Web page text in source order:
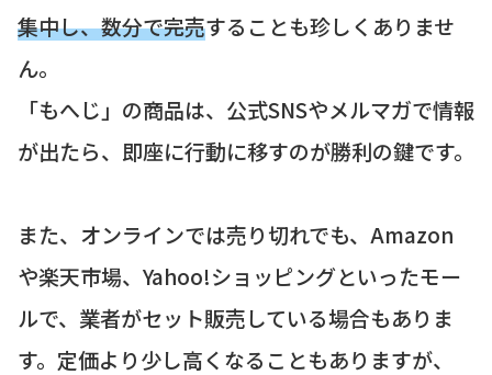
集中し、数分で完売することも珍しくありませ
ん。
「もへじ」の商品は、公式SNSやメルマガで情報
が出たら、即座に行動に移すのが勝利の鍵です。
また、オンラインでは売り切れでも、Amazon
や楽天市場、Yahoo!ショッピングといったモー
ルで、業者がセット販売している場合もありま
す。定価より少し高くなることもありますが、